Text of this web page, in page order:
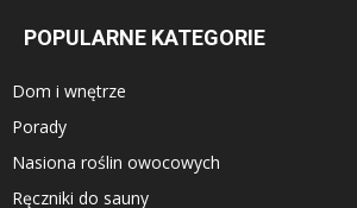
POPULARNE KATEGORIE
Dom i wnętrze
Porady
Nasiona roślin owocowych
Ręczniki do sauny